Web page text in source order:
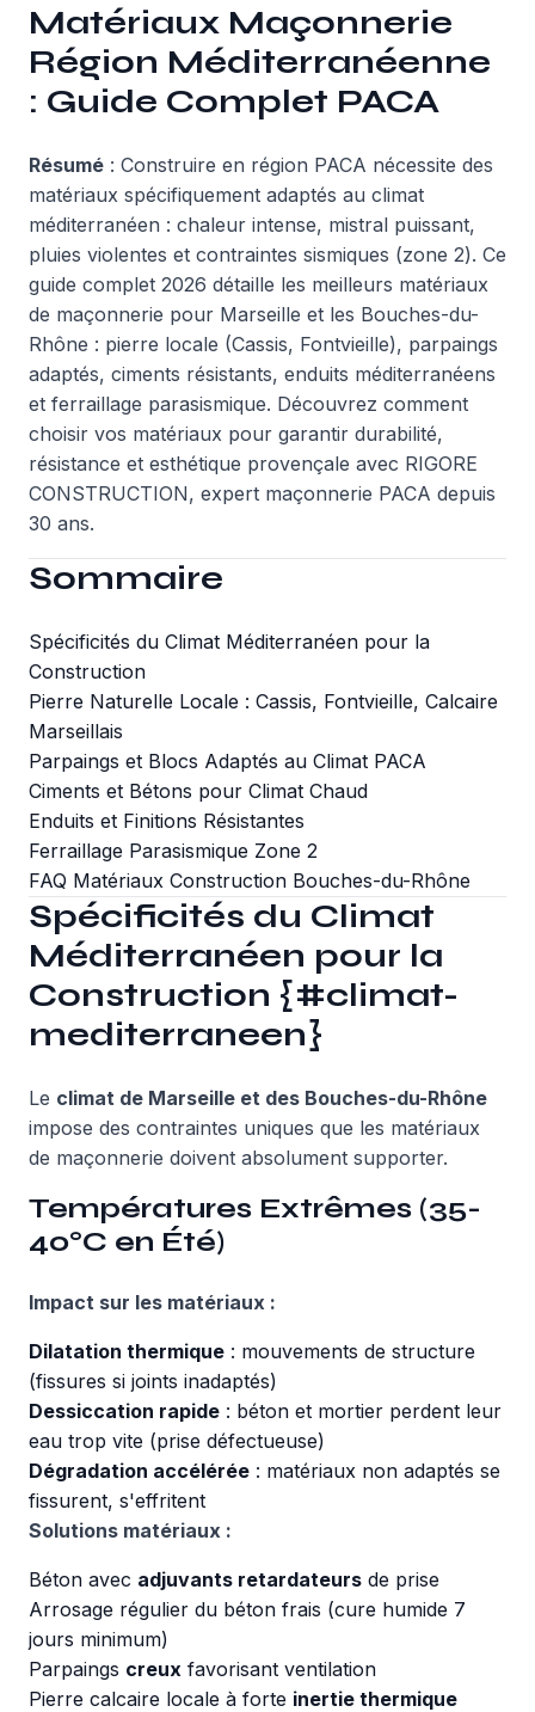
Matériaux Maçonnerie
Région Méditerranéenne
: Guide Complet PACA
Résumé : Construire en région PACA nécessite des
matériaux spécifiquement adaptés au climat
méditerranéen : chaleur intense, mistral puissant,
pluies violentes et contraintes sismiques (zone 2). Ce
guide complet 2026 détaille les meilleurs matériaux
de maçonnerie pour Marseille et les Bouches-du-
Rhône : pierre locale (Cassis, Fontvieille), parpaings
adaptés, ciments résistants, enduits méditerranéens
et ferraillage parasismique. Découvrez comment
choisir vos matériaux pour garantir durabilité,
résistance et esthétique provençale avec RIGORE
CONSTRUCTION, expert maçonnerie PACA depuis
30 ans.
Sommaire
Spécificités du Climat Méditerranéen pour la
Construction
Pierre Naturelle Locale : Cassis, Fontvieille, Calcaire
Marseillais
Parpaings et Blocs Adaptés au Climat PACA
Ciments et Bétons pour Climat Chaud
Enduits et Finitions Résistantes
Ferraillage Parasismique Zone 2
FAQ Matériaux Construction Bouches-du-Rhône
Spécificités du Climat
Méditerranéen pour la
Construction {#climat-
mediterraneen}
Le climat de Marseille et des Bouches-du-Rhône
impose des contraintes uniques que les matériaux
de maçonnerie doivent absolument supporter.
Températures Extrêmes (35-
40°C en Été)
Impact sur les matériaux :
Dilatation thermique : mouvements de structure
(fissures si joints inadaptés)
Dessiccation rapide : béton et mortier perdent leur
eau trop vite (prise défectueuse)
Dégradation accélérée : matériaux non adaptés se
fissurent, s'effritent
Solutions matériaux :
Béton avec adjuvants retardateurs de prise
Arrosage régulier du béton frais (cure humide 7
jours minimum)
Parpaings creux favorisant ventilation
Pierre calcaire locale à forte inertie thermique